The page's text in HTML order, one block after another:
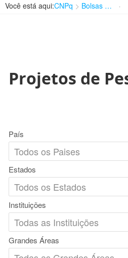
Você está aqui:CNPq Bolsas e Auxílios Vigentes
Projetos de
País
Estados
Instituições
Grandes Áreas